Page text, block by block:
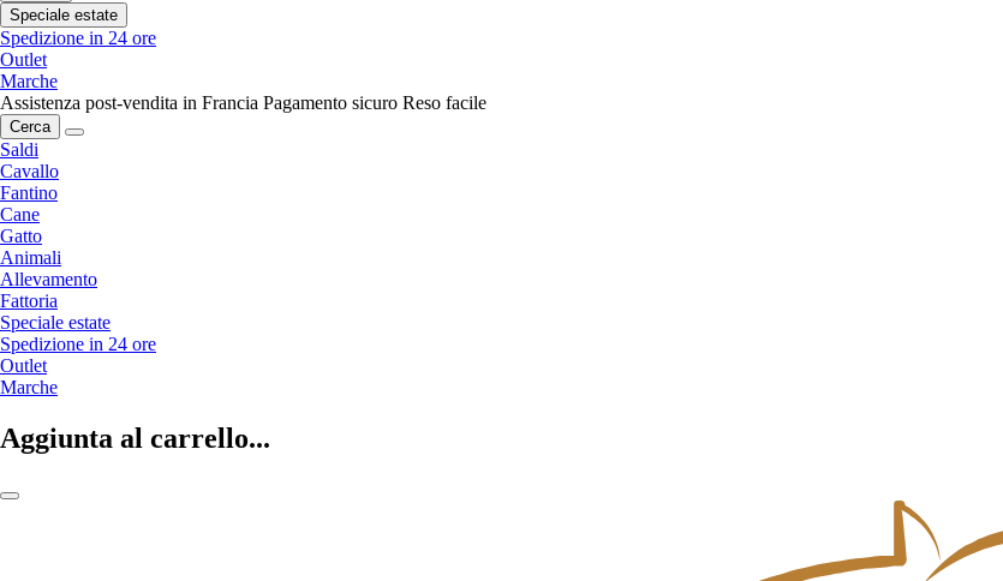
Speciale estate
Spedizione in 24 ore
Outlet
Marche
Assistenza post-vendita in Francia Pagamento sicuro Reso facile
Cerca
Saldi
Cavallo
Fantino
Cane
Gatto
Animali
Allevamento
Fattoria
Speciale estate
Spedizione in 24 ore
Outlet
Marche
Aggiunta al carrello...